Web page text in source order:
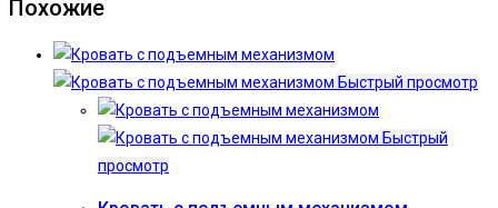
Похожие
Быстрый просмотр
Быстрый
просмотр